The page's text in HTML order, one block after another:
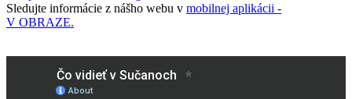
Sledujte informácie z nášho webu v mobilnej aplikácii -
V OBRAZE.